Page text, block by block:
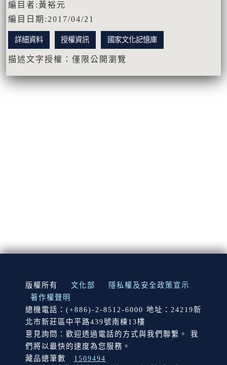
編目者:黃裕元
編目日期:2017/04/21
詳細資料 授權資訊 國家文化記憶庫
描述文字授權：僅限公開瀏覽
:::
版權所有 文化部
隱私權及安全政策宣示
著作權聲明
總機電話：(+886)-2-8512-6000 地址：24219新
北市新莊區中平路439號南棟13樓
意見詢問：歡迎透過電話的方式與我們聯繫。 我
們將以最快的速度為您服務。
藏品總筆數
1509494